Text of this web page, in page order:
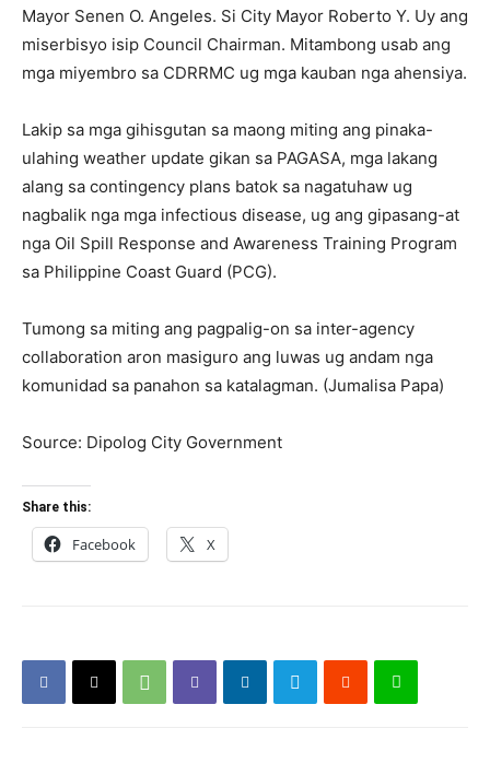
Mayor Senen O. Angeles. Si City Mayor Roberto Y. Uy ang
miserbisyo isip Council Chairman. Mitambong usab ang
mga miyembro sa CDRRMC ug mga kauban nga ahensiya.
Lakip sa mga gihisgutan sa maong miting ang pinaka-
ulahing weather update gikan sa PAGASA, mga lakang
alang sa contingency plans batok sa nagatuhaw ug
nagbalik nga mga infectious disease, ug ang gipasang-at
nga Oil Spill Response and Awareness Training Program
sa Philippine Coast Guard (PCG).
Tumong sa miting ang pagpalig-on sa inter-agency
collaboration aron masiguro ang luwas ug andam nga
komunidad sa panahon sa katalagman. (Jumalisa Papa)
Source: Dipolog City Government
Share this:
Facebook X